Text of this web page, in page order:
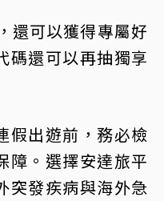
，還可以獲得專屬好
碼還可以再抽獨享
假出遊前，務必檢
障。選擇安達旅平
突發疾病與海外急